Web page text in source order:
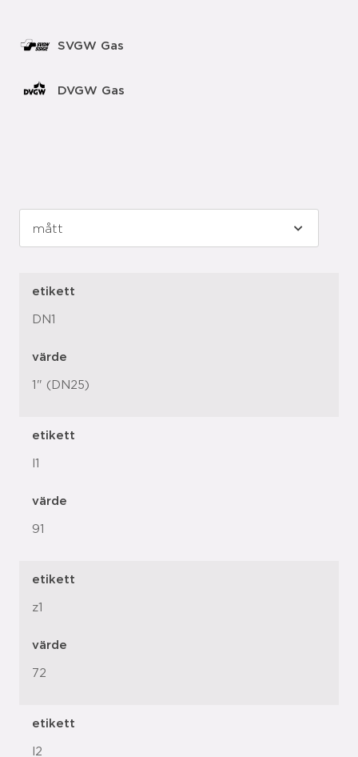
SVGW Gas
DVGW Gas
etikett
DN1
värde
1" (DN25)
etikett
l1
värde
91
etikett
z1
värde
72
etikett
l2